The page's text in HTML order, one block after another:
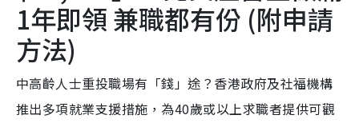
1年即領 兼職都有份 (附申請
方法)
中高齡人士重投職場有「錢」途？香港政府及社福機構
推出多項就業支援措施，為40歲或以上求職者提供可觀